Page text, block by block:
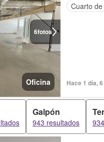
6fotos
Oficina
Cuarto
Hace 1 día,
Galpón
943 resultados